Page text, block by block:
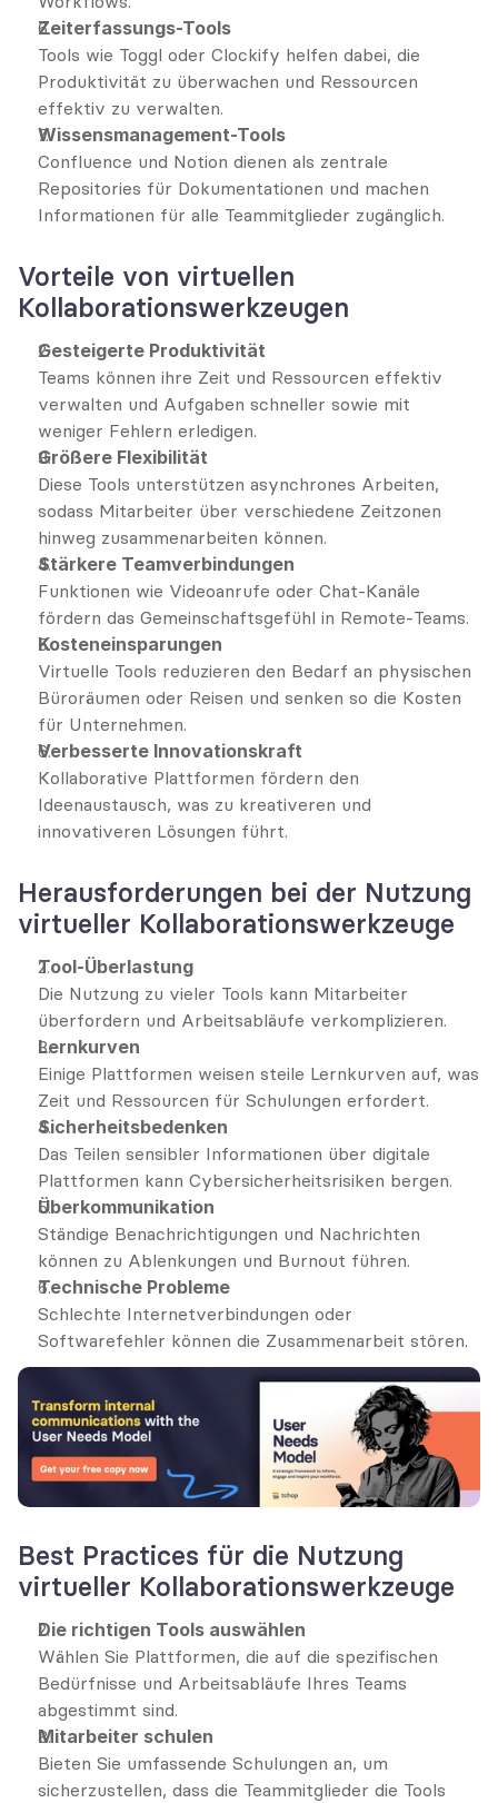
Zeiterfassungs-Tools
Tools wie Toggl oder Clockify helfen dabei, die
Produktivität zu überwachen und Ressourcen
effektiv zu verwalten.
Wissensmanagement-Tools
Confluence und Notion dienen als zentrale
Repositories für Dokumentationen und machen
Informationen für alle Teammitglieder zugänglich.
Vorteile von virtuellen
Kollaborationswerkzeugen
Gesteigerte Produktivität
Teams können ihre Zeit und Ressourcen effektiv
verwalten und Aufgaben schneller sowie mit
weniger Fehlern erledigen.
Größere Flexibilität
Diese Tools unterstützen asynchrones Arbeiten,
sodass Mitarbeiter über verschiedene Zeitzonen
hinweg zusammenarbeiten können.
Stärkere Teamverbindungen
Funktionen wie Videoanrufe oder Chat-Kanäle
fördern das Gemeinschaftsgefühl in Remote-Teams.
Kosteneinsparungen
Virtuelle Tools reduzieren den Bedarf an physischen
Büroräumen oder Reisen und senken so die Kosten
für Unternehmen.
Verbesserte Innovationskraft
Kollaborative Plattformen fördern den
Ideenaustausch, was zu kreativeren und
innovativeren Lösungen führt.
Herausforderungen bei der Nutzung
virtueller Kollaborationswerkzeuge
Tool-Überlastung
Die Nutzung zu vieler Tools kann Mitarbeiter
überfordern und Arbeitsabläufe verkomplizieren.
Lernkurven
Einige Plattformen weisen steile Lernkurven auf, was
Zeit und Ressourcen für Schulungen erfordert.
Sicherheitsbedenken
Das Teilen sensibler Informationen über digitale
Plattformen kann Cybersicherheitsrisiken bergen.
Überkommunikation
Ständige Benachrichtigungen und Nachrichten
können zu Ablenkungen und Burnout führen.
Technische Probleme
Schlechte Internetverbindungen oder
Softwarefehler können die Zusammenarbeit stören.
Best Practices für die Nutzung
virtueller Kollaborationswerkzeuge
Die richtigen Tools auswählen
Wählen Sie Plattformen, die auf die spezifischen
Bedürfnisse und Arbeitsabläufe Ihres Teams
abgestimmt sind.
Mitarbeiter schulen
Bieten Sie umfassende Schulungen an, um
sicherzustellen, dass die Teammitglieder die Tools